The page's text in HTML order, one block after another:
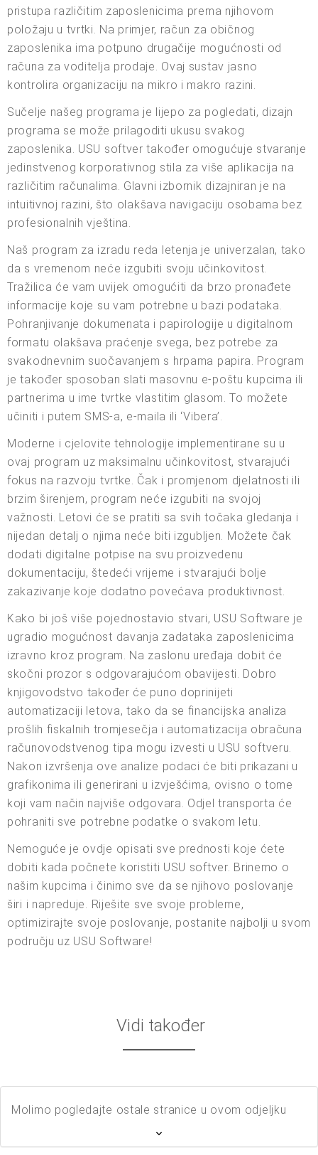
pristupa različitim zaposlenicima prema njihovom
položaju u tvrtki. Na primjer, račun za običnog
zaposlenika ima potpuno drugačije mogućnosti od
računa za voditelja prodaje. Ovaj sustav jasno
kontrolira organizaciju na mikro i makro razini.
Sučelje našeg programa je lijepo za pogledati, dizajn
programa se može prilagoditi ukusu svakog
zaposlenika. USU softver također omogućuje stvaranje
jedinstvenog korporativnog stila za više aplikacija na
različitim računalima. Glavni izbornik dizajniran je na
intuitivnoj razini, što olakšava navigaciju osobama bez
profesionalnih vještina.
Naš program za izradu reda letenja je univerzalan, tako
da s vremenom neće izgubiti svoju učinkovitost.
Tražilica će vam uvijek omogućiti da brzo pronađete
informacije koje su vam potrebne u bazi podataka.
Pohranjivanje dokumenata i papirologije u digitalnom
formatu olakšava praćenje svega, bez potrebe za
svakodnevnim suočavanjem s hrpama papira. Program
je također sposoban slati masovnu e-poštu kupcima ili
partnerima u ime tvrtke vlastitim glasom. To možete
učiniti i putem SMS-a, e-maila ili ‘Vibera’.
Moderne i cjelovite tehnologije implementirane su u
ovaj program uz maksimalnu učinkovitost, stvarajući
fokus na razvoju tvrtke. Čak i promjenom djelatnosti ili
brzim širenjem, program neće izgubiti na svojoj
važnosti. Letovi će se pratiti sa svih točaka gledanja i
nijedan detalj o njima neće biti izgubljen. Možete čak
dodati digitalne potpise na svu proizvedenu
dokumentaciju, štedeći vrijeme i stvarajući bolje
zakazivanje koje dodatno povećava produktivnost.
Kako bi još više pojednostavio stvari, USU Software je
ugradio mogućnost davanja zadataka zaposlenicima
izravno kroz program. Na zaslonu uređaja dobit će
skočni prozor s odgovarajućom obavijesti. Dobro
knjigovodstvo također će puno doprinijeti
automatizaciji letova, tako da se financijska analiza
prošlih fiskalnih tromjesečja i automatizacija obračuna
računovodstvenog tipa mogu izvesti u USU softveru.
Nakon izvršenja ove analize podaci će biti prikazani u
grafikonima ili generirani u izvješćima, ovisno o tome
koji vam način najviše odgovara. Odjel transporta će
pohraniti sve potrebne podatke o svakom letu.
Nemoguće je ovdje opisati sve prednosti koje ćete
dobiti kada počnete koristiti USU softver. Brinemo o
našim kupcima i činimo sve da se njihovo poslovanje
širi i napreduje. Riješite sve svoje probleme,
optimizirajte svoje poslovanje, postanite najbolji u svom
području uz USU Software!
Vidi također
Molimo pogledajte ostale stranice u ovom odjeljku